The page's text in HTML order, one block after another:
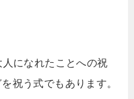
になれたことへの祝
祝う式でもあります。